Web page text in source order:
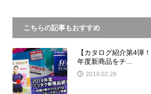
こちらの記事もおすすめ
【カタログ紹介第4弾
年度新商品をチ...
2019.02.28